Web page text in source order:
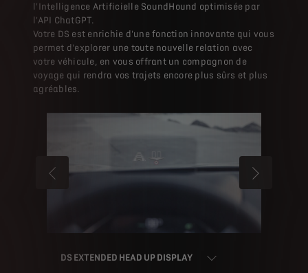
l'Intelligence Artificielle SoundHound optimisée par
l'API ChatGPT.
Votre DS est enrichie d'une fonction innovante qui vous
permet d'explorer une toute nouvelle relation avec
votre véhicule, en vous offrant un compagnon de
voyage qui rendra vos trajets encore plus sûrs et plus
agréables.
PRÉCÉDENT
DS EXTENDED HEAD UP DISPLAY
SUIVANT